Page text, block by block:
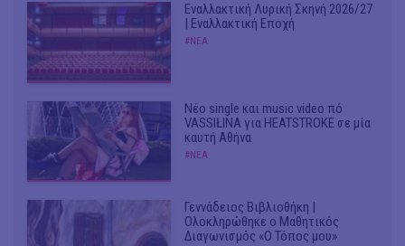
Εναλλακτική Λυρική Σκηνή 2026/27
| Εναλλακτική Εποχή
#ΝΕΑ
Νέο single και music video πό
VASSIŁINA για HEATSTROKE σε μία
καυτή Αθήνα
#ΝΕΑ
Γεννάδειος Βιβλιοθήκη |
Ολοκληρώθηκε ο Μαθητικός
Διαγωνισμός «Ο Τόπος μου»